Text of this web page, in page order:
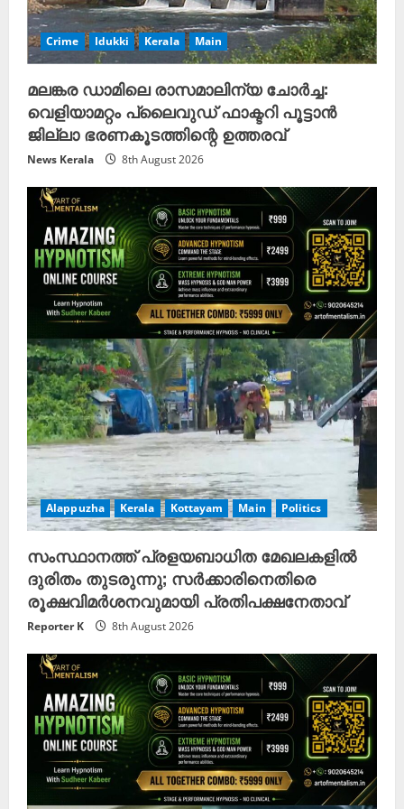
Crime Idukki Kerala Main
മലങ്കര ഡാമിലെ രാസമാലിന്യ ചോർച്ച:
വെളിയാമറ്റം പ്ലൈവുഡ് ഫാക്ടറി പൂട്ടാൻ
ജില്ലാ ഭരണകൂടത്തിന്റെ ഉത്തരവ്
News Kerala 8th August 2026
Alappuzha Kerala Kottayam Main Politics
സംസ്ഥാനത്ത് പ്രളയബാധിത മേഖലകളിൽ
ദുരിതം തുടരുന്നു; സർക്കാരിനെതിരെ
രൂക്ഷവിമർശനവുമായി പ്രതിപക്ഷനേതാവ്
Reporter K 8th August 2026